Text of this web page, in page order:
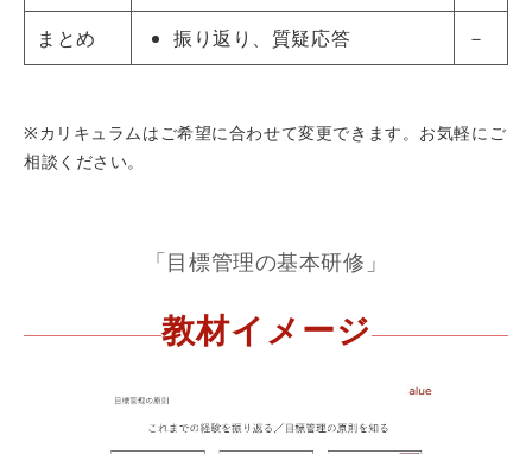
まとめ 振り返り、質疑応答 －
※カリキュラムはご希望に合わせて変更できます。お気軽にご
相談ください。
「目標管理の基本研修」
教材イメージ